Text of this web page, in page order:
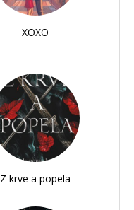
XOXO
Z krve a popela